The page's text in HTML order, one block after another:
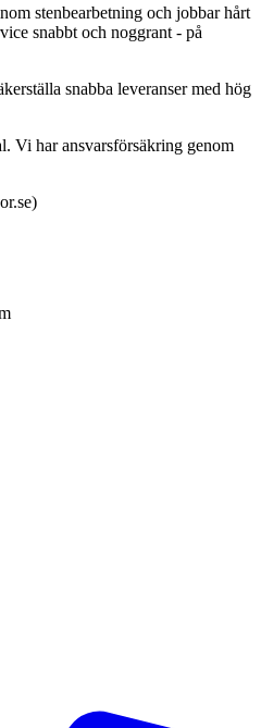
stenbearbetning och jobbar hårt
snabbt och noggrant - på
snabba leveranser med hög
Vi har ansvarsförsäkring genom